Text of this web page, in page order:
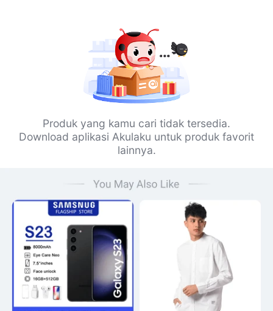
Produk yang kamu cari tidak tersedia.
Download aplikasi Akulaku untuk produk favorit
lainnya.